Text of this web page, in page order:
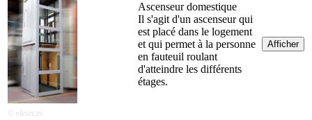
© eleser.es
Ascenseur domestique
Il s'agit d'un ascenseur qui
est placé dans le logement
et qui permet à la personne
en fauteuil roulant
d'atteindre les différents
étages.
Afficher